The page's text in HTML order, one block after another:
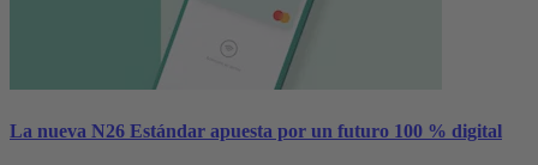
La nueva N26 Estándar apuesta por un futuro 100 % digital